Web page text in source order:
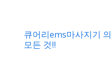
큐어리ems마사지기 의
모든 것!!